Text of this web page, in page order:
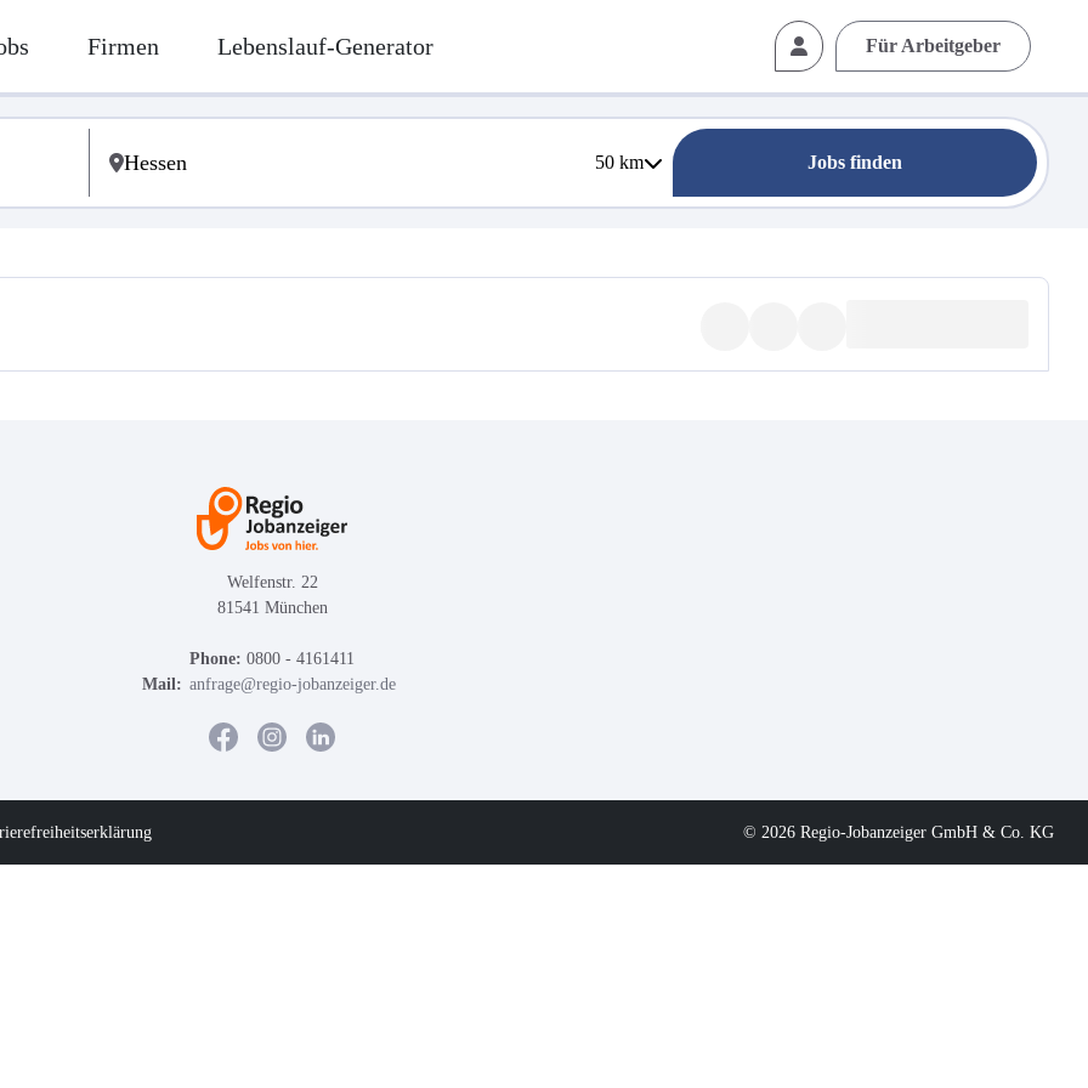
Firmen Lebenslauf-Generator Für Arbeitgeber
50km Jobs finden
Welfenstr. 22
81541 München
Phone: 0800 - 4161411
Mail: anfrage@regio-jobanzeiger.de
© 2026 Regio-Jobanzeiger GmbH & Co. KG